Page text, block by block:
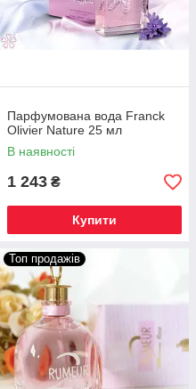
Парфумована вода Franck
Olivier Nature 25 мл
В наявності
1 243 ₴
Купити
Топ продажів